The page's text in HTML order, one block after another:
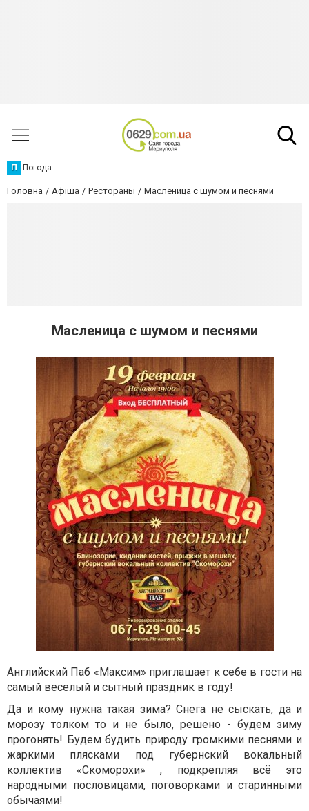
П Погода
Головна Афіша Рестораны Масленица с шумом и песнями
Масленица с шумом и песнями
Английский Паб «Максим» приглашает к себе в гости на
самый веселый и сытный праздник в году!
Да и кому нужна такая зима? Снега не сыскать, да и
морозу толком то и не было, решено - будем зиму
прогонять! Будем будить природу громкими песнями и
жаркими плясками под губернский вокальный
коллектив «Скоморохи» , подкрепляя всё это
народными пословицами, поговорками и старинными
обычаями!